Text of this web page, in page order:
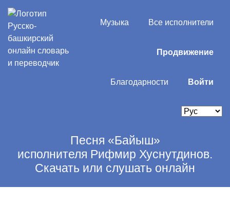
Музыка Все исполнители
Продвижение
Благодарности Войти
Песня «Байыш»
исполнителя Рифмир Хуснутдинов.
Скачать или слушать онлайн